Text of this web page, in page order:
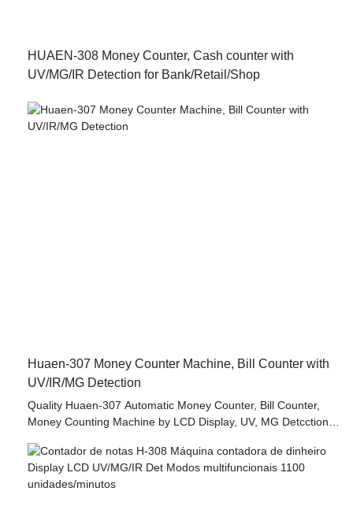
HUAEN-308 Money Counter, Cash counter with
UV/MG/IR Detection for Bank/Retail/Shop
Huaen-307 Money Counter Machine, Bill Counter with
UV/IR/MG Detection
Quality Huaen-307 Automatic Money Counter, Bill Counter,
Money Counting Machine by LCD Display, UV, MG Detcction
market, it has incomparable outstanding advantages in terms
of performance, quality, appearance, etc., and enjoys a good
reputation in the market.HUAEN summarizes the defects of